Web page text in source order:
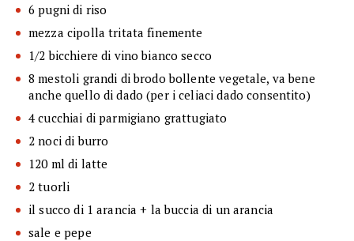
6 pugni di riso
mezza cipolla tritata finemente
1/2 bicchiere di vino bianco secco
8 mestoli grandi di brodo bollente vegetale, va bene
anche quello di dado (per i celiaci dado consentito)
4 cucchiai di parmigiano grattugiato
2 noci di burro
120 ml di latte
2 tuorli
il succo di 1 arancia + la buccia di un arancia
sale e pepe